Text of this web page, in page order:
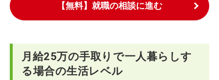
【無料】就職の相談に進む
月給25万の手取りで一人暮らしす
る場合の生活レベル